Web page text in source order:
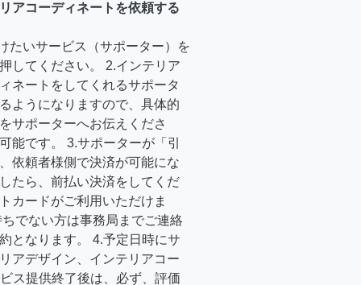
アコーディネートを依頼する
たいサービス（サポーター）を
してください。 2.インテリア
ネートをしてくれるサポータ
ようになりますので、具体的
サポーターへお伝えくださ
能です。 3.サポーターが「引
依頼者様側で決済が可能にな
たら、前払い決済をしてくだ
カードがご利用いただけま
でない方は事務局までご連絡
となります。 4.予定日時にサ
アデザイン、インテリアコー
ス提供終了後は、必ず、評価